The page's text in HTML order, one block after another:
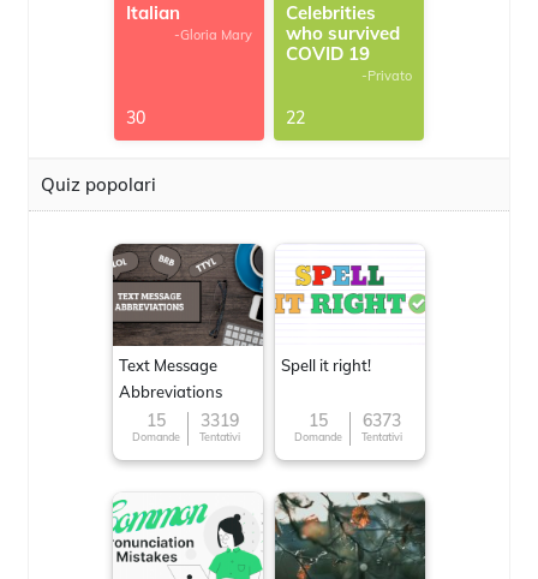
Italian
-Gloria Mary
30
Celebrities
who survived
COVID 19
-Privato
22
Quiz popolari
Text Message
Abbreviations
15
Domande
3319
Tentativi
Spell it right!
15
Domande
6373
Tentativi